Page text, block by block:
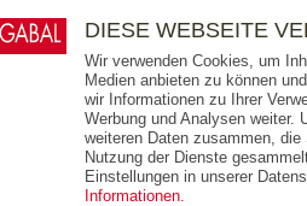
THEMEN
RIGHTS
DIESE WEBSEITE
Wir verwenden Cookies, um
Medien anbieten zu können
wir Informationen zu Ihrer
Werbung und Analysen weiter.
weiteren Daten zusammen,
Nutzung der Dienste
Einstellungen in unserer
Informationen.